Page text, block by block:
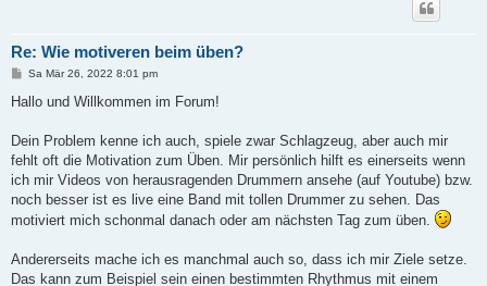
Re: Wie motiveren beim üben?
B
i
a
Sa Mär 26, 2022 8:01 pm
Hallo und Willkommen im Forum!
Dein Problem kenne ich auch, spiele zwar Schlagzeug, aber auch mir
fehlt oft die Motivation zum Üben. Mir persönlich hilft es einerseits wenn
ich mir Videos von herausragenden Drummern ansehe (auf Youtube) bzw.
noch besser ist es live eine Band mit tollen Drummer zu sehen. Das
motiviert mich schonmal danach oder am nächsten Tag zum üben.
Andererseits mache ich es manchmal auch so, dass ich mir Ziele setze.
Das kann zum Beispiel sein einen bestimmten Rhythmus mit einem